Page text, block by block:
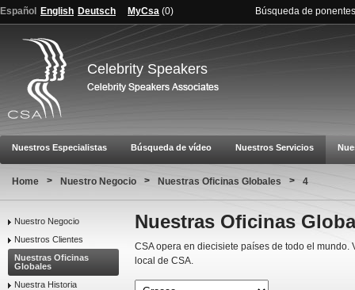
Español English Deutsch MyCsa (0) Búsqueda de ponentes
Celebrity Speakers
Nuestros Especialistas Búsqueda de vídeo Nuestros Servicios
Home > Nuestro Negocio > Nuestras Oficinas Globales > 4
Nuestro Negocio
Nuestros Clientes
Nuestras Oficinas
Globales
Nuestra Historia
Nuestras Oficinas
CSA opera en diecisiete países de todo el
local de CSA.